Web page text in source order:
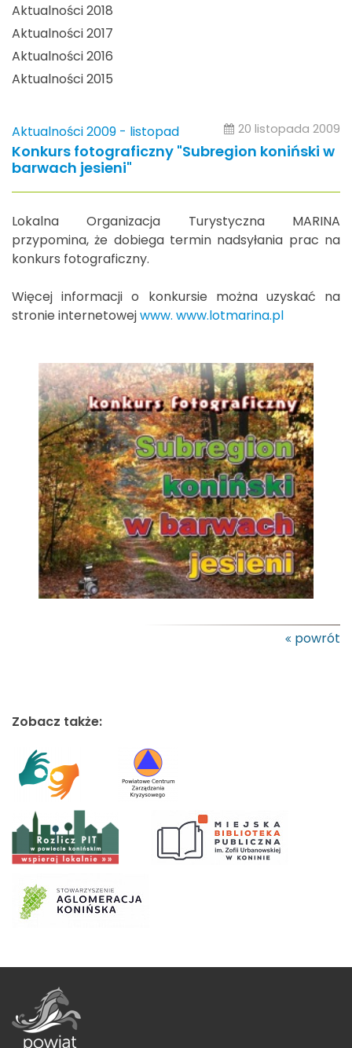
Aktualności 2018
Aktualności 2017
Aktualności 2016
Aktualności 2015
Aktualności 2009 - listopad 20 listopada 2009
Konkurs fotograficzny "Subregion koniński w
barwach jesieni"
Lokalna Organizacja Turystyczna MARINA
przypomina, że dobiega termin nadsyłania prac na
konkurs fotograficzny.
Więcej informacji o konkursie można uzyskać na
stronie internetowejwww. www.lotmarina.pl
powrót
Zobacz także: